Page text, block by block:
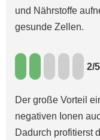
und Nährstoffe
gesunde Zellen.
2/5
Der große Vorteil
negativen Ionen
Dadurch profitierst